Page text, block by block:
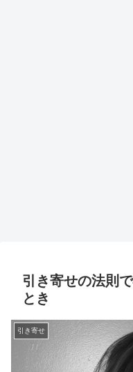
引き寄せの法則
とき
引き寄せ